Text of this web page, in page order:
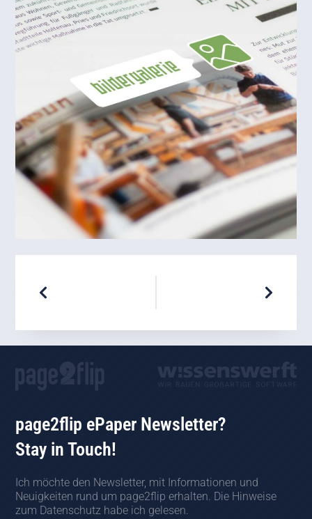
page2flip ePaper Newsletter?
Stay in Touch!
Ich möchte den Newsletter, mit Informationen und
Neuigkeiten rund um page2flip erhalten. Die Hinweise
zum Datenschutz habe ich gelesen.